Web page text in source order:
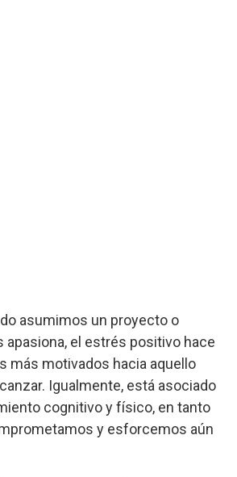
asumimos un proyecto o
apasiona, el estrés positivo hace
más motivados hacia aquello
Igualmente, está asociado
cognitivo y físico, en tanto
y esforcemos aún